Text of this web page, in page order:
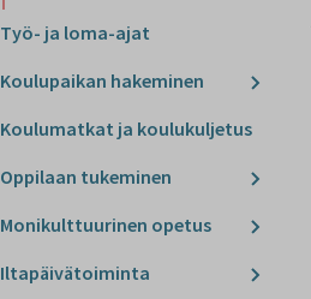
Työ- ja loma-ajat
Koulupaikan hakeminen
Koulumatkat ja koulukuljetus
Oppilaan tukeminen
Monikulttuurinen opetus
Iltapäivätoiminta